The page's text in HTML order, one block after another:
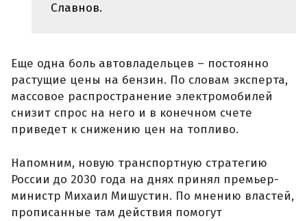
Славнов.
Еще одна боль автовладельцев – постоянно
растущие цены на бензин. По словам эксперта,
массовое распространение электромобилей
снизит спрос на него и в конечном счете
приведет к снижению цен на топливо.
Напомним, новую транспортную стратегию
России до 2030 года на днях принял премьер-
министр Михаил Мишустин. По мнению властей,
прописанные там действия помогут